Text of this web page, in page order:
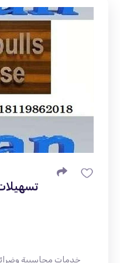
خدمات محاسبية